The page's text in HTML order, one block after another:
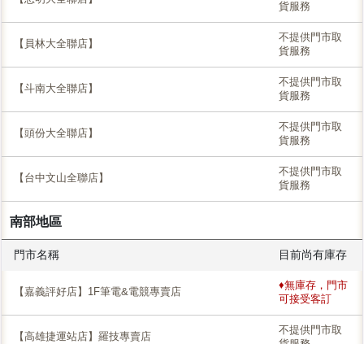
貨服務
【員林大全聯店】
不提供門市取
貨服務
【斗南大全聯店】
不提供門市取
貨服務
【頭份大全聯店】
不提供門市取
貨服務
【台中文山全聯店】
不提供門市取
貨服務
南部地區
門市名稱 目前尚有庫存
【嘉義評好店】1F筆電&電競專賣店
♦無庫存，門市
可接受客訂
【高雄捷運站店】羅技專賣店
不提供門市取